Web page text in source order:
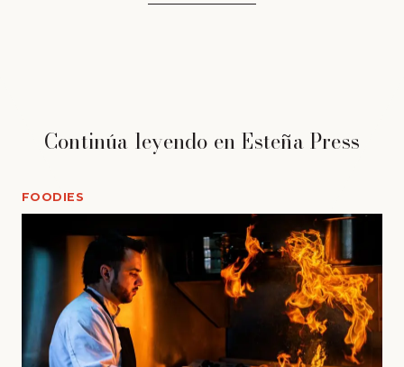
Continúa leyendo en Esteña Press
FOODIES